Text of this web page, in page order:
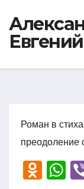
Роман в
преодоление
O
W